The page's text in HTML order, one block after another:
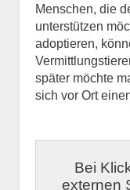
Menschen, die
unterstützen
adoptieren,
später möchte
sich vor Ort
Bei
externen